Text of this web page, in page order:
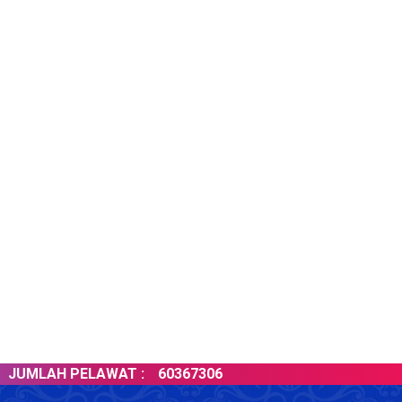
PELAWAT : 60367306